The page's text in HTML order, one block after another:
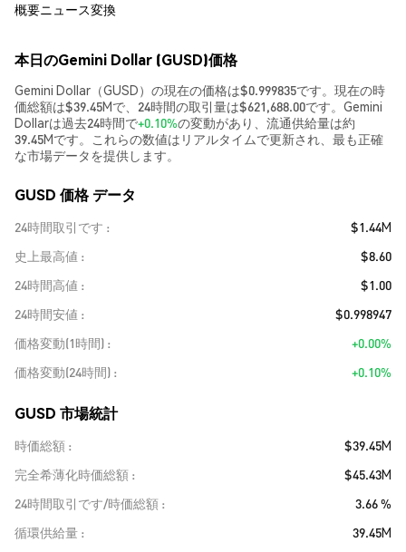
概要ニュース変換
本日のGemini Dollar (GUSD)価格
Gemini Dollar（GUSD）の現在の価格は$0.999835です。現在の時
価総額は$39.45Mで、24時間の取引量は$621,688.00です。Gemini
Dollarは過去24時間で+0.10%の変動があり、流通供給量は約
39.45Mです。これらの数値はリアルタイムで更新され、最も正確
な市場データを提供します。
GUSD 価格 データ
24時間取引です
$1.44M
史上最高値
$8.60
24時間高値
$1.00
24時間安値
$0.998947
価格変動(1時間)
+0.00%
価格変動(24時間)
+0.10%
GUSD 市場統計
時価総額
$39.45M
完全希薄化時価総額
$45.43M
24時間取引です/時価総額
3.66 %
循環供給量
39.45M